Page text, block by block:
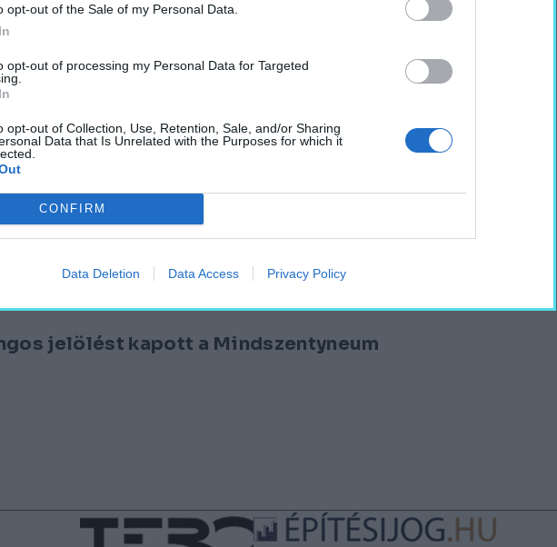
opt-out of the Sale of my Personal Data.
opt-out of processing my Personal Data for Targeted
opt-out of Collection, Use, Retention, Sale, and/or Sharing
Data that Is Unrelated with the Purposes for which it
CONFIRM
Data Deletion Data Access Privacy Policy
átadták Zalában a száguldó autók tesztpályáját
„hegye van”
jelölést kapott a Mindszentyneum